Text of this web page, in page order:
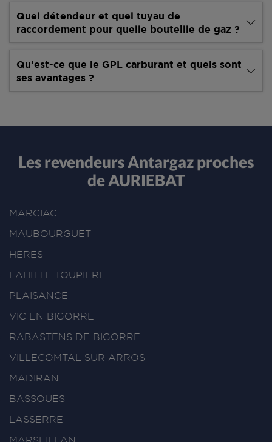
Quel détendeur et quel tuyau de
raccordement pour quelle bouteille de gaz ?
Qu’est-ce que le GPL carburant et quels sont
ses avantages ?
Les revendeurs Antargaz proches
de AURIEBAT
MARCIAC
MAUBOURGUET
HERES
LAHITTE TOUPIERE
PLAISANCE
VIC EN BIGORRE
RABASTENS DE BIGORRE
VILLECOMTAL SUR ARROS
MADIRAN
BASSOUES
LASSERRE
MARSEILLAN